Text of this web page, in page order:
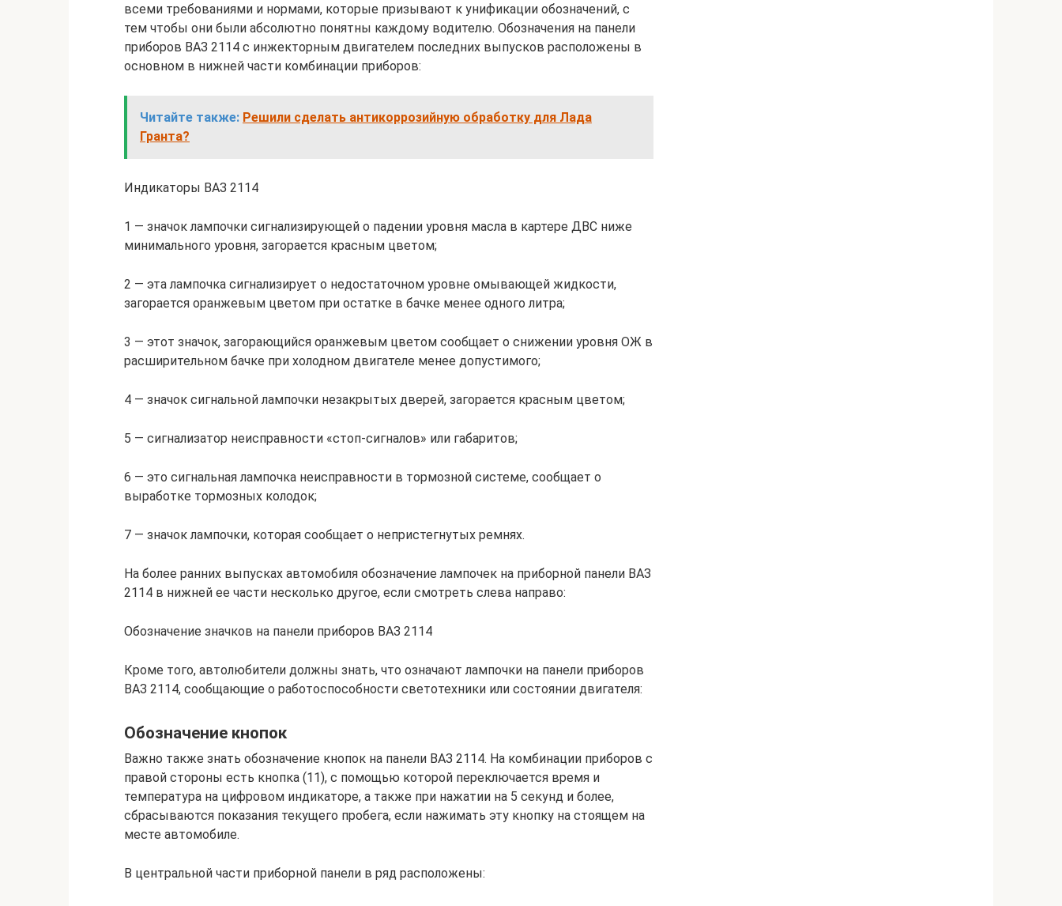
всеми требованиями и нормами, которые призывают к унификации обозначений, с
тем чтобы они были абсолютно понятны каждому водителю. Обозначения на панели
приборов ВАЗ 2114 с инжекторным двигателем последних выпусков расположены в
основном в нижней части комбинации приборов:
Читайте также: Решили сделать антикоррозийную обработку для Лада
Гранта?
Индикаторы ВАЗ 2114
1 — значок лампочки сигнализирующей о падении уровня масла в картере ДВС ниже
минимального уровня, загорается красным цветом;
2 — эта лампочка сигнализирует о недостаточном уровне омывающей жидкости,
загорается оранжевым цветом при остатке в бачке менее одного литра;
3 — этот значок, загорающийся оранжевым цветом сообщает о снижении уровня ОЖ в
расширительном бачке при холодном двигателе менее допустимого;
4 — значок сигнальной лампочки незакрытых дверей, загорается красным цветом;
5 — сигнализатор неисправности «стоп-сигналов» или габаритов;
6 — это сигнальная лампочка неисправности в тормозной системе, сообщает о
выработке тормозных колодок;
7 — значок лампочки, которая сообщает о непристегнутых ремнях.
На более ранних выпусках автомобиля обозначение лампочек на приборной панели ВАЗ
2114 в нижней ее части несколько другое, если смотреть слева направо:
Обозначение значков на панели приборов ВАЗ 2114
Кроме того, автолюбители должны знать, что означают лампочки на панели приборов
ВАЗ 2114, сообщающие о работоспособности светотехники или состоянии двигателя:
Обозначение кнопок
Важно также знать обозначение кнопок на панели ВАЗ 2114. На комбинации приборов с
правой стороны есть кнопка (11), с помощью которой переключается время и
температура на цифровом индикаторе, а также при нажатии на 5 секунд и более,
сбрасываются показания текущего пробега, если нажимать эту кнопку на стоящем на
месте автомобиле.
В центральной части приборной панели в ряд расположены: